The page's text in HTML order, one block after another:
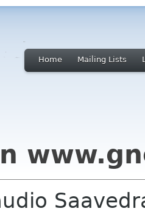
Home Mailing Lists